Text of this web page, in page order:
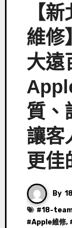
【
維修
大遠
質、
讓客
更佳
By
#18-
#Apple維修,